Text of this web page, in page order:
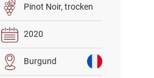
Pinot Noir trocken
2020
Burgund